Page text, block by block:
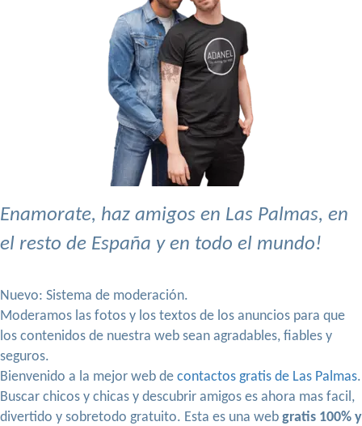
Enamorate, haz amigos en Las Palmas, en
el resto de España y en todo el mundo!
Nuevo: Sistema de moderación.
Moderamos las fotos y los textos de los anuncios para que
los contenidos de nuestra web sean agradables, fiables y
seguros.
Bienvenido a la mejor web de contactos gratis de Las Palmas.
Buscar chicos y chicas y descubrir amigos es ahora mas facil,
divertido y sobretodo gratuito. Esta es una web gratis 100% y